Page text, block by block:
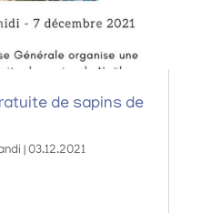
de sapins de
03.12.2021